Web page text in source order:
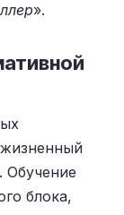
».
Обучение
блока,